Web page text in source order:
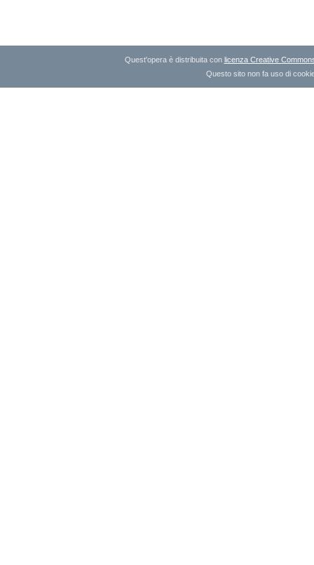
Quest'opera è distribuita con licenza Creative
Questo sito non fa uso di